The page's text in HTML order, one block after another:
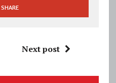
SHARE
Next post